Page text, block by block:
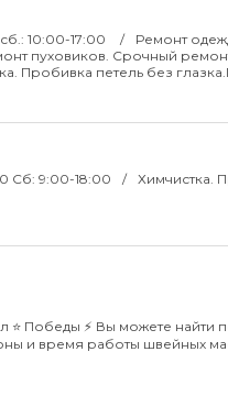
10:00-17:00
Ремонт
пуховиков. Срочный
Пробивка петель без
Сб: 9:00-18:00
Химчистка.
⭐️ Победы ⚡️ Вы можете
и время работы швейных